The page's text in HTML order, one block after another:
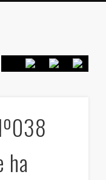
positivo
ha